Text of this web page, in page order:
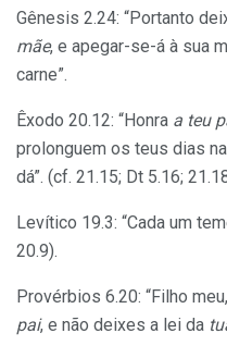
Gênesis 2.24: “Portanto
mãe, e apegar-se-á à sua
carne”.
Êxodo 20.12: “Honra a teu
prolonguem os teus dias
dá”. (cf. 21.15; Dt 5.16;
Levítico 19.3: “Cada um
20.9).
Provérbios 6.20: “Filho
pai, e não deixes a lei da